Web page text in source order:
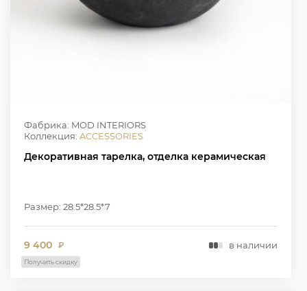
Фабрика: MOD INTERIORS
Коллекция: ACCESSORIES
Декоративная тарелка, отделка керамическая
Размер: 28.5*28.5*7
9 400 ₽ в наличии
Получить скидку